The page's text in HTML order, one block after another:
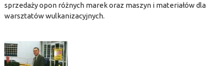
sprzedaży opon różnych marek oraz maszyn i materiałów dla
warsztatów wulkanizacyjnych.